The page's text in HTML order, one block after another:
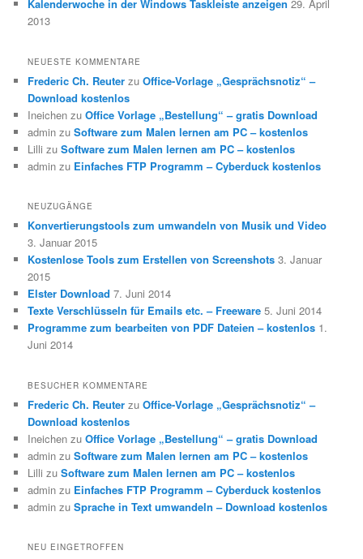
Kalenderwoche in der Windows Taskleiste anzeigen 29. April
2013
NEUESTE KOMMENTARE
Frederic Ch. Reuter zuOffice-Vorlage „Gesprächsnotiz“ –
Download kostenlos
Ineichen zuOffice Vorlage „Bestellung“ – gratis Download
admin zuSoftware zum Malen lernen am PC – kostenlos
Lilli zuSoftware zum Malen lernen am PC – kostenlos
admin zu Einfaches FTP Programm – Cyberduck kostenlos
NEUZUGÄNGE
Konvertierungstools zum umwandeln von Musik und Video
3. Januar 2015
Kostenlose Tools zum Erstellen von Screenshots 3. Januar
2015
Elster Download 7. Juni 2014
Texte Verschlüsseln für Emails etc. – Freeware 5. Juni 2014
Programme zum bearbeiten von PDF Dateien – kostenlos 1.
Juni 2014
BESUCHER KOMMENTARE
Frederic Ch. Reuter zuOffice-Vorlage „Gesprächsnotiz“ –
Download kostenlos
Ineichen zuOffice Vorlage „Bestellung“ – gratis Download
admin zuSoftware zum Malen lernen am PC – kostenlos
Lilli zuSoftware zum Malen lernen am PC – kostenlos
admin zu Einfaches FTP Programm – Cyberduck kostenlos
admin zuSprache in Text umwandeln – Download kostenlos
NEU EINGETROFFEN